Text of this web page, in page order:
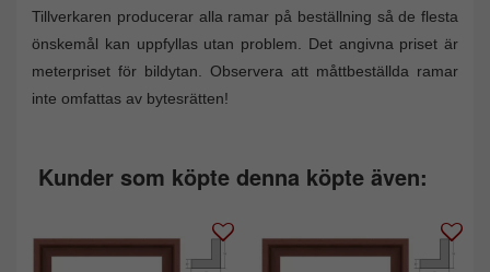
Tillverkaren producerar alla ramar på beställning så de flesta
önskemål kan uppfyllas utan problem. Det angivna priset är
meterpriset för bildytan. Observera att måttbeställda ramar
inte omfattas av bytesrätten!
Kunder som köpte denna köpte även: